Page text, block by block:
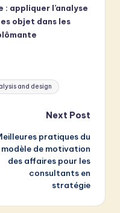
appliquer l’analyse
objet dans les
and design
Next Post
pratiques du
modèle de motivation
des affaires pour les
consultants en
stratégie